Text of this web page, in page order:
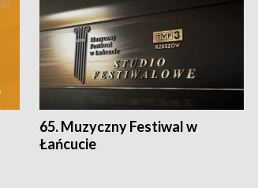
65. Muzyczny Festiwal w
Łańcucie